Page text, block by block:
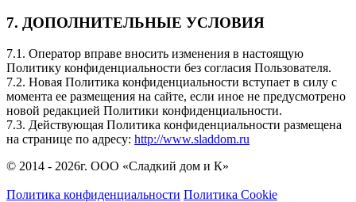
7. ДОПОЛНИТЕЛЬНЫЕ УСЛОВИЯ
7.1. Оператор вправе вносить изменения в настоящую
Политику конфиденциальности без согласия Пользователя.
7.2. Новая Политика конфиденциальности вступает в силу с
момента ее размещения на сайте, если иное не предусмотрено
новой редакцией Политики конфиденциальности.
7.3. Действующая Политика конфиденциальности размещена
на странице по адресу: http://www.sladdom.ru
© 2014 - 2026г. ООО «Сладкий дом и К»
Политика конфиденциальности Политика Cookie